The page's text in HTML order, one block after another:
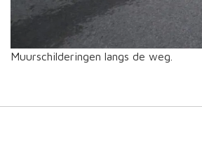
Muurschilderingen langs de weg.